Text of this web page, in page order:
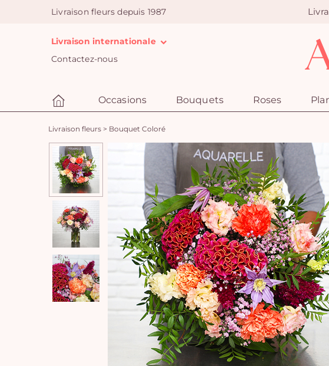
Livraison fleurs depuis 1987
Livraison internationale
Contactez-nous
Occasions Bouquets Roses
Livraison fleurs > Bouquet Coloré